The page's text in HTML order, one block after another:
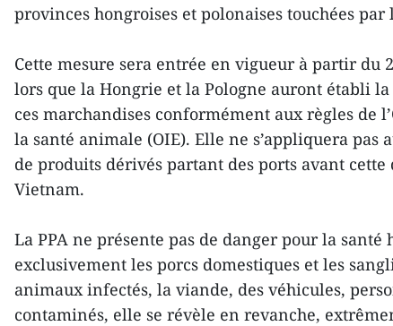
provinces hongroises et polonaises touchées par
Cette mesure sera entrée en vigueur à partir du
lors que la Hongrie et la Pologne auront établi
ces marchandises conformément aux règles de
la santé animale (OIE). Elle ne s’appliquera pas
de produits dérivés partant des ports avant cette
Vietnam.
La PPA ne présente pas de danger pour la santé
exclusivement les porcs domestiques et les
animaux infectés, la viande, des véhicules,
contaminés, elle se révèle en revanche,